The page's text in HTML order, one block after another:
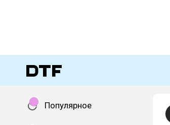
Популярное